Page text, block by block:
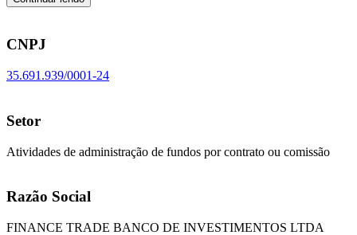
em Sao Paulo/SP.
código CNAE K-6630-4/00.
CNPJ
35.691.939/0001-24
Setor
Atividades de administração de fundos por contrato ou comissão
Razão Social
FINANCE TRADE BANCO DE INVESTIMENTOS LTDA